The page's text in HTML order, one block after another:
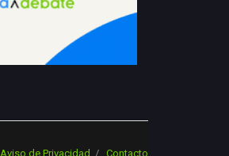
Aviso de Privacidad Contacto